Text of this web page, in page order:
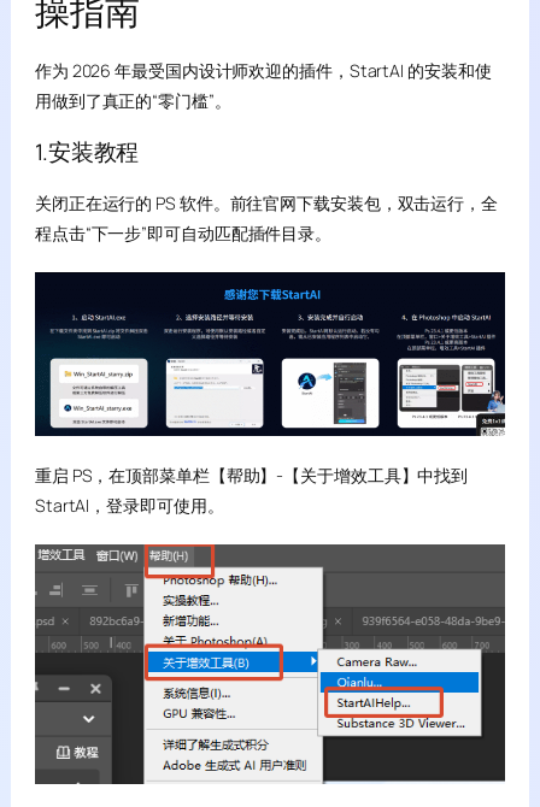
操指南
作为 2026 年最受国内设计师欢迎的插件，StartAI 的安装和使
用做到了真正的“零门槛”。
1.安装教程
关闭正在运行的 PS 软件。前往官网下载安装包，双击运行，全
程点击“下一步”即可自动匹配插件目录。
重启 PS，在顶部菜单栏【帮助】-【关于增效工具】中找到
StartAI，登录即可使用。